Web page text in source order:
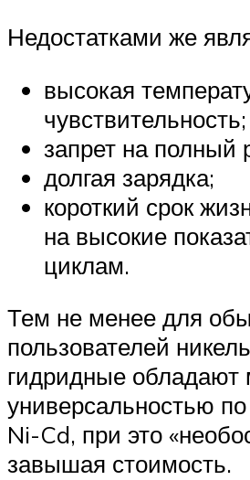
Недостатками же
высокая
чувствительность;
запрет на полный
долгая зарядка;
короткий срок
на высокие
циклам.
Тем не менее для
пользователей
гидридные
универсальностью
Ni-Cd, при это
завышая стоимость.